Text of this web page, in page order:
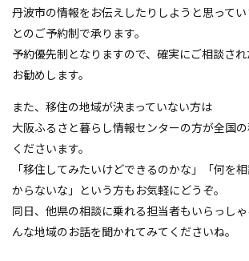
丹波市の情報をお伝えしたりしようと思って
とのご予約制で承ります。
予約優先制となりますので、確実にご相談さ
お勧めします。
また、移住の地域が決まっていない方は
大阪ふるさと暮らし情報センターの方が全国
くださいます。
「移住してみたいけどできるのかな」「何を
からないな」という方もお気軽にどうぞ。
同日、他県の相談に乗れる担当者もいらっし
んな地域のお話を聞かれてみてくださいね。